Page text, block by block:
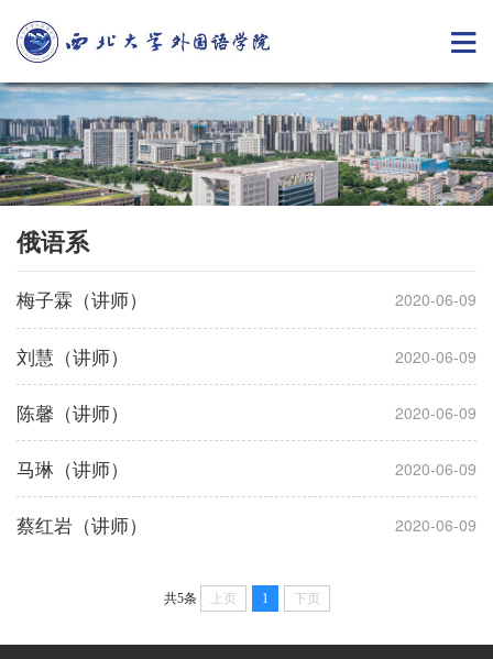
俄语系
梅子霖（讲师） 2020-06-09
刘慧（讲师） 2020-06-09
陈馨（讲师） 2020-06-09
马琳（讲师） 2020-06-09
蔡红岩（讲师） 2020-06-09
共5条 上页 1 下页